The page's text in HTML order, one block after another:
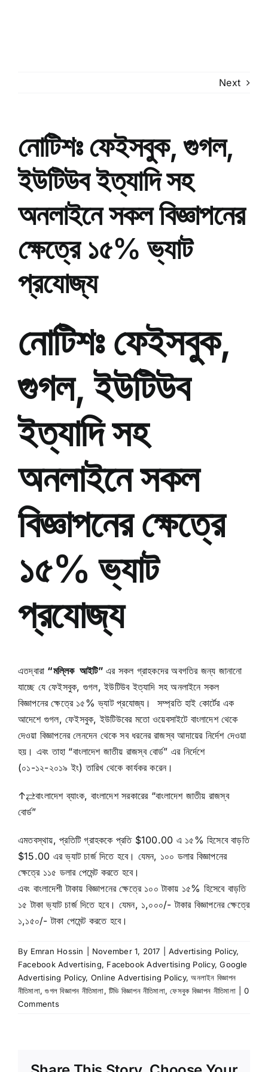
Next
নোটিশঃ ফেইসবুক, গুগল,
ইউটিউব ইত্যাদি সহ
অনলাইনে সকল বিজ্ঞাপনের
ক্ষেত্রে ১৫% ভ্যাট
প্রযোজ্য
নোটিশঃ ফেইসবুক,
গুগল, ইউটিউব
ইত্যাদি সহ
অনলাইনে সকল
বিজ্ঞাপনের ক্ষেত্রে
১৫% ভ্যাট
প্রযোজ্য
এতদ্বারা “মল্লিক আইটি”এর সকল গ্রাহকদের অবগতির জন্য জানানো
যাচ্ছে যে ফেইসবুক, গুগল, ইউটিউব ইত্যাদি সহ অনলাইনে সকল
বিজ্ঞাপনের ক্ষেত্রে ১৫% ভ্যাট প্রযোজ্য। সম্প্রতি হাই কোর্টের এক
আদেশে গুগল, ফেইসবুক, ইউটিউবের মতো ওয়েবসাইটে বাংলাদেশ থেকে
দেওয়া বিজ্ঞাপনের লেনদেন থেকে সব ধরনের রাজস্ব আদায়ের নির্দেশ দেওয়া
হয়। এবং তাহা “বাংলাদেশ জাতীয় রাজস্ব বোর্ড” এর নির্দেশে
(০১-১২-২০১৯ ইং) তারিখ থেকে কার্যকর করেন।
↑⇄বাংলাদেশ ব্যাংক, বাংলাদেশ সরকারের “বাংলাদেশ জাতীয় রাজস্ব
বোর্ড”
এমতবস্থায়, প্রতিটি গ্রাহককে প্রতি $100.00 এ ১৫% হিসেবে বাড়তি
$15.00 এর ভ্যাট চার্জ দিতে হবে। যেমন, ১০০ ডলার বিজ্ঞাপনের
ক্ষেত্রে ১১৫ ডলার পেমেন্ট করতে হবে।
এবং বাংলাদেশী টাকায় বিজ্ঞাপনের ক্ষেত্রে ১০০ টাকায় ১৫% হিসেবে বাড়তি
১৫ টাকা ভ্যাট চার্জ দিতে হবে। যেমন, ১,০০০/- টাকার বিজ্ঞাপনের ক্ষেত্রে
১,১৫০/- টাকা পেমেন্ট করতে হবে।
By Emran Hossin November 1, 2017 Advertising Policy,
Facebook Advertising, Facebook Advertising Policy,Google
Advertising Policy, Online Advertising Policy,অনলাইন বিজ্ঞাপন
নীতিমালা,গুগল বিজ্ঞাপন নীতিমালা,টিভি বিজ্ঞাপন নীতিমালা,ফেসবুক বিজ্ঞাপন নীতিমালা
0
Comments